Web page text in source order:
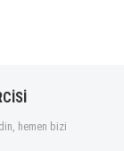
hemen bizi